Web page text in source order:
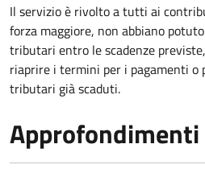
Il servizio è rivolto a tutti ai
forza maggiore, non abbiano
tributari entro le scadenze
riaprire i termini per i pagamenti o
tributari già scaduti.
Approfondimenti